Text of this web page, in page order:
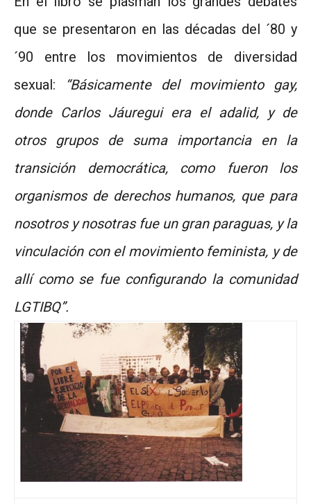
que se presentaron en las décadas del ´80 y
´90 entre los movimientos de diversidad
sexual:
“Básicamente del movimiento gay,
donde Carlos Jáuregui era el adalid, y de
otros grupos de suma importancia en la
transición democrática, como fueron los
organismos de derechos humanos, que para
nosotros y nosotras fue un gran paraguas, y la
vinculación con el movimiento feminista, y de
allí como se fue configurando la comunidad
LGTIBQ”.